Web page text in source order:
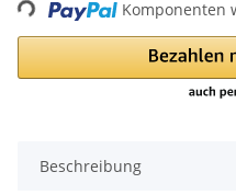
Komponenten
Beschreibung